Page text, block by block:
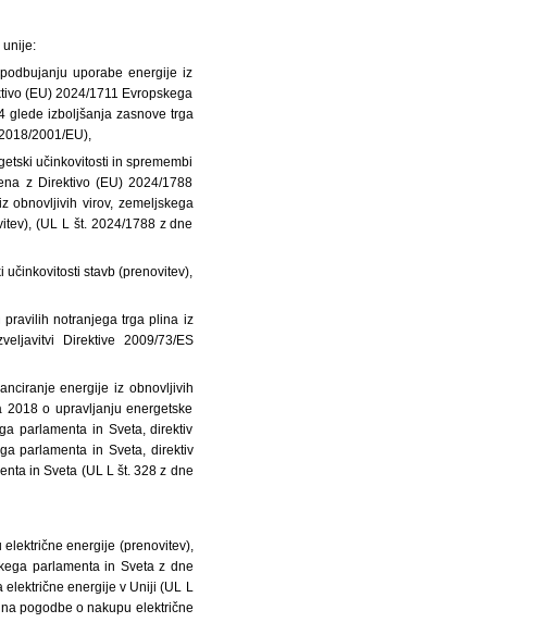
unije:
uporabe energije iz
(EU) 2024/1711 Evropskega
glede izboljšanja zasnove trga
2001/EU),
učinkovitosti in spremembi
z Direktivo (EU) 2024/1788
obnovljivih virov, zemeljskega
(UL L št. 2024/1788 z dne
stavb (prenovitev),
notranjega trga plina iz
Direktive 2009/73/ES
energije iz obnovljivih
o upravljanju energetske
parlamenta in Sveta, direktiv
parlamenta in Sveta, direktiv
in Sveta (UL L št. 328 z dne
energije (prenovitev),
parlamenta in Sveta z dne
energije v Uniji (UL L
pogodbe o nakupu električne